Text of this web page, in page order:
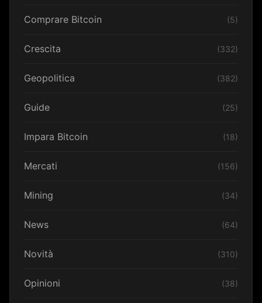
Comprare Bitcoin (5)
Crescita (332)
Geopolitica (382)
Guide (25)
Impara Bitcoin (18)
Mercati (156)
Mining (34)
News (64)
Novità (310)
Opinioni (38)